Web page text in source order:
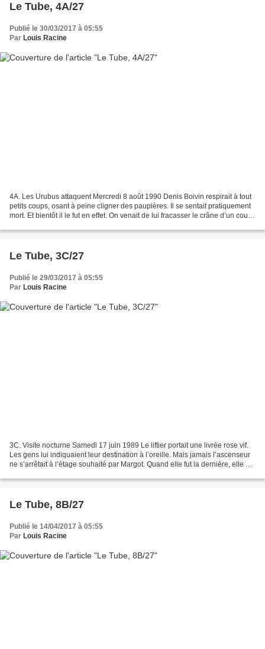
Le Tube, 4A/27
Publié le 30/03/2017 à 05:55
Par Louis Racine
4A. Les Urubus attaquent Mercredi 8 août 1990 Denis Boivin respirait à tout
petits coups, osant à peine cligner des paupières. Il se sentait pratiquement
mort. Et bientôt il le fut en effet. On venait de lui fracasser le crâne d’un coup
Le Tube, 3C/27
Publié le 29/03/2017 à 05:55
Par Louis Racine
3C. Visite nocturne Samedi 17 juin 1989 Le liftier portait une livrée rose vif.
Les gens lui indiquaient leur destination à l’oreille. Mais jamais l’ascenseur
ne s’arrêtait à l’étage souhaité par Margot. Quand elle fut la dernière, elle ne
Le Tube, 8B/27
Publié le 14/04/2017 à 05:55
Par Louis Racine